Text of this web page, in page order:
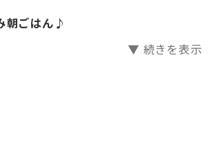
。
する場合はケーキ手配の取り消し
、必ずホテルに直接ご連絡ください。
F）
朝ごはん♪
▼ 続きを表示